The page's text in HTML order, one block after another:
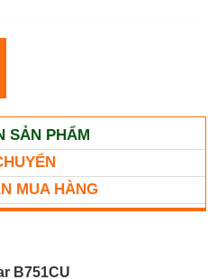
SẢN PHẨM
MUA HÀNG
B751CU